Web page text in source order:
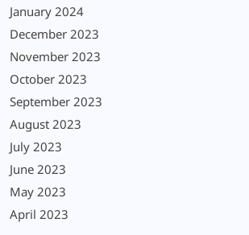
January 2024
December 2023
November 2023
October 2023
September 2023
August 2023
July 2023
June 2023
May 2023
April 2023